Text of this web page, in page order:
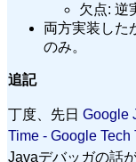
欠点: 逆
両方実装した
のみ。
追記
丁度、先日 Google
Time - Google Tech
Javaデバッガの話